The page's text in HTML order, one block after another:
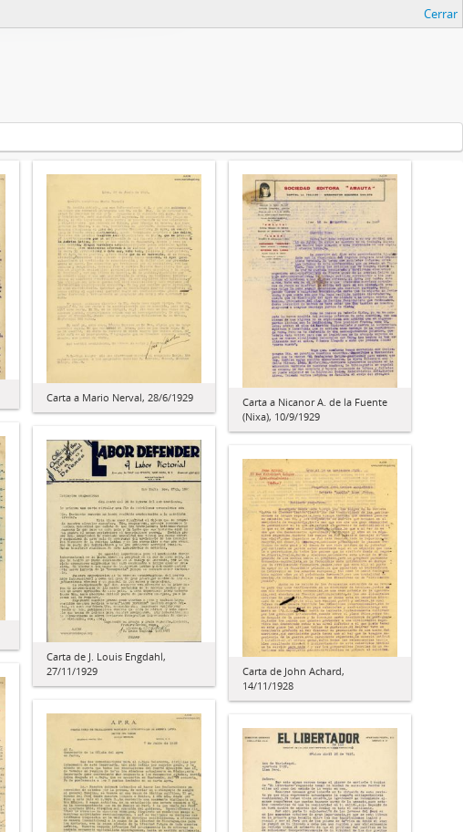
Cerrar
Carta a Mario Nerval, 28/6/1929
Carta a Nicanor A. de la Fuente
(Nixa), 10/9/1929
Carta de J. Louis Engdahl,
27/11/1929
Carta de John Achard,
14/11/1928